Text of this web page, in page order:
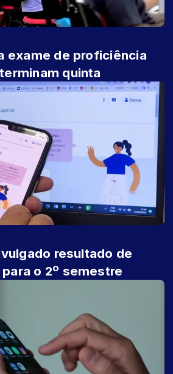
exame de proficiência
quinta
resultado de
o 2º semestre